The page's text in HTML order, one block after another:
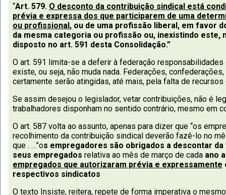
“Art. 579. O desconto da contribuição sindical está
prévia e expressa dos que participarem de uma
ou profissional, ou de uma profissão liberal, em favor
da mesma categoria ou profissão ou, inexistindo este,
disposto no art. 591 desta Consolidação.”
O art. 591 limita-se a deferir à federação
existe, ou seja, não muda nada. Federações,
certamente serão atingidas, até mais, pela falta de
Se assim desejou o legislador, vetar contribuições, não é
trabalhadores disponham no sentido contrário, mesmo em
O art. 587 volta ao assunto, apenas para dizer que “os
recolhimento da contribuição sindical deverão fazê-lo no
que . …”os empregadores são obrigados a descontar
seus empregados relativa ao mês de março de cada ano
empregados que autorizaram prévia e expressamente
respectivos sindicatos
O texto Insiste, reitera, repete de forma imperativa o